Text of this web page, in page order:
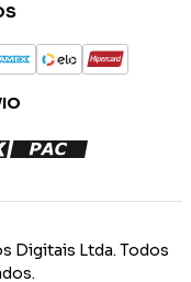
Digitais Ltda. Todos